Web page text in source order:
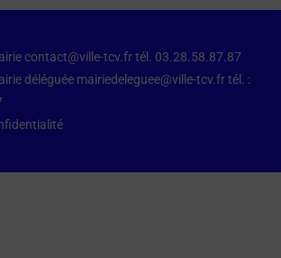
contact@ville-tcv.fr tél. 03.28.58.87.87
déléguée mairiedeleguee@ville-tcv.fr tél. :